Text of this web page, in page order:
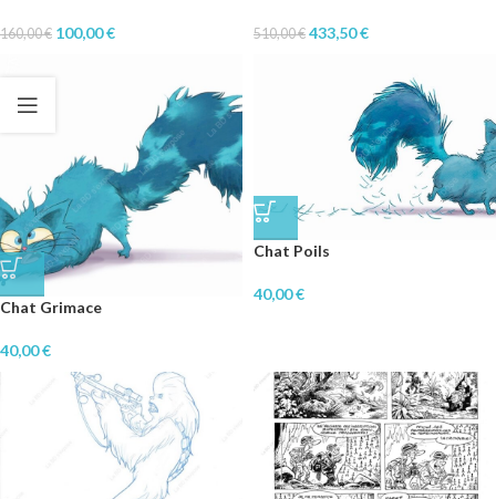
160,00€ 100,00€ 510,00€ 433,50€
Chat Grimace
40,00€
Chat Poils
40,00€